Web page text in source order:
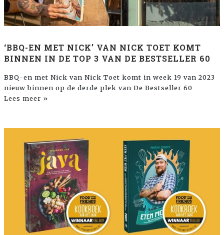
‘BBQ-EN MET NICK’ VAN NICK TOET KOMT
BINNEN IN DE TOP 3 VAN DE BESTSELLER 60
BBQ-en met Nick van Nick Toet komt in week 19 van 2023
nieuw binnen op de derde plek van De Bestseller 60
Lees meer »